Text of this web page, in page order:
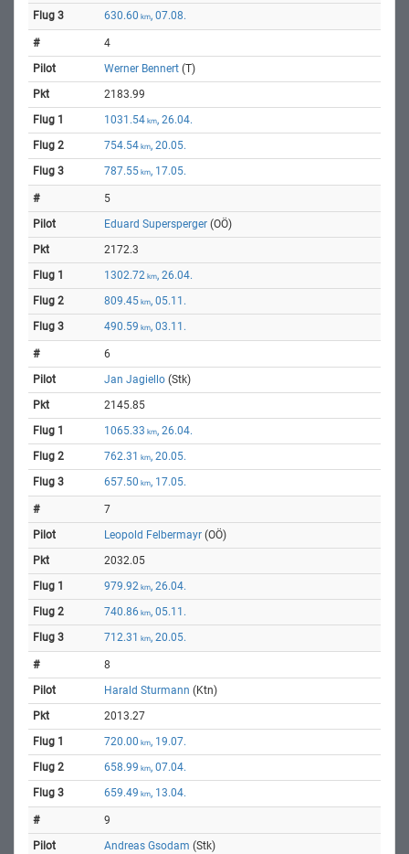
630.60 km, 07.08.
4
Werner Bennert (T)
2183.99
1031.54 km, 26.04.
754.54 km, 20.05.
787.55 km, 17.05.
5
Eduard Supersperger (OÖ)
2172.3
1302.72 km, 26.04.
809.45 km, 05.11.
490.59 km, 03.11.
6
Jan Jagiello (Stk)
2145.85
1065.33 km, 26.04.
762.31 km, 20.05.
657.50 km, 17.05.
7
Leopold Felbermayr (OÖ)
2032.05
979.92 km, 26.04.
740.86 km, 05.11.
712.31 km, 20.05.
8
Harald Sturmann (Ktn)
2013.27
720.00 km, 19.07.
658.99 km, 07.04.
659.49 km, 13.04.
9
Andreas Gsodam (Stk)